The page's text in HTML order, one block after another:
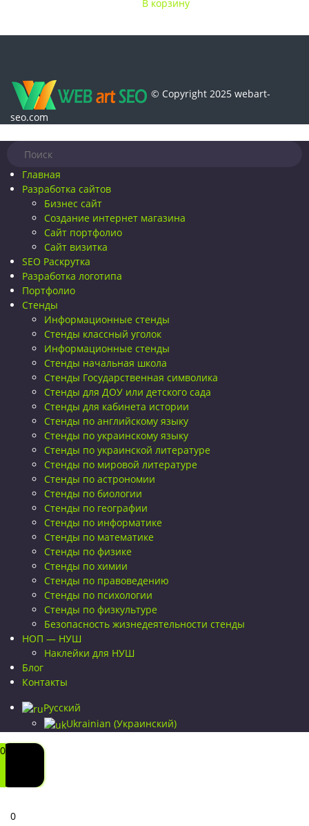
В корзину
© Copyright 2025 webart-
seo.com
Главная
Разработка сайтов
Бизнес сайт
Создание интернет магазина
Сайт портфолио
Сайт визитка
SEO Раскрутка
Разработка логотипа
Портфолио
Стенды
Информационные стенды
Стенды классный уголок
Информационные стенды
Стенды начальная школа
Стенды Государственная символика
Стенды для ДОУ или детского сада
Стенды для кабинета истории
Стенды по английскому языку
Стенды по украинскому языку
Стенды по украинской литературе
Стенды по мировой литературе
Стенды по астрономии
Стенды по биологии
Стенды по географии
Стенды по информатике
Стенды по математике
Стенды по физике
Стенды по химии
Стенды по правоведению
Стенды по психологии
Стенды по физкультуре
Безопасность жизнедеятельности стенды
НОП — НУШ
Наклейки для НУШ
Блог
Контакты
Русский
Ukrainian (Украинский)
0
0